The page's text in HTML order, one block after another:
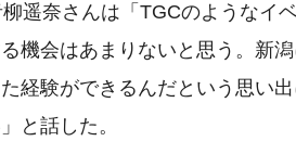
遥奈さんは「TGCのようなイ
機会はあまりないと思う。新
経験ができるんだという思い
と話した。